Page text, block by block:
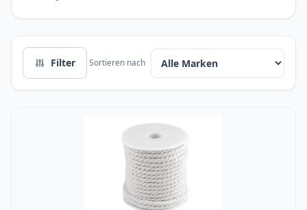
Filter Sortieren nach